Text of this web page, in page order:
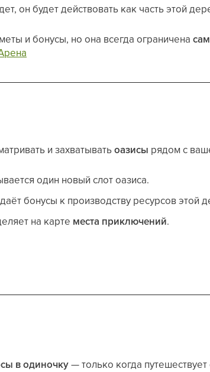
он будет действовать как часть этой
и бонусы, но она всегда ограничена
и захватыватьоазисы рядом с
один новый слот оазиса.
бонусы к производству ресурсов этой
на карте места приключений.
в одиночку— только когда